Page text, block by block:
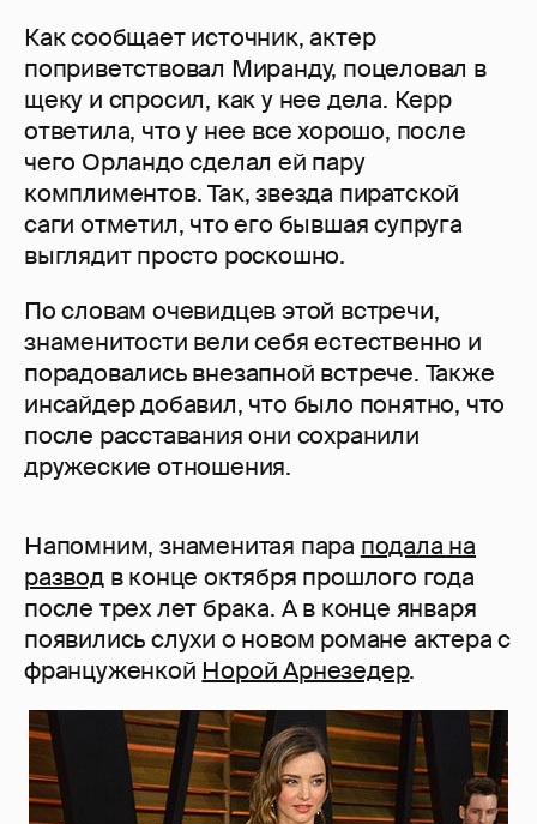
Как сообщает источник, актер
поприветствовал Миранду, поцеловал в
щеку и спросил, как у нее дела. Керр
ответила, что у нее все хорошо, после
чего Орландо сделал ей пару
комплиментов. Так, звезда пиратской
саги отметил, что его бывшая супруга
выглядит просто роскошно.
По словам очевидцев этой встречи,
знаменитости вели себя естественно и
порадовались внезапной встрече. Также
инсайдер добавил, что было понятно, что
после расставания они сохранили
дружеские отношения.
Напомним, знаменитая пара подала на
разводв конце октября прошлого года
после трех лет брака. А в конце января
появились слухи о новом романе актера с
француженкой Норой Арнезедер.